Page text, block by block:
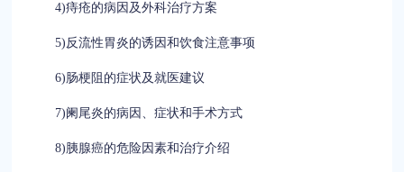
4)痔疮的病因及外科治疗方案
5)反流性胃炎的诱因和饮食注意事项
6)肠梗阻的症状及就医建议
7)阑尾炎的病因、症状和手术方式
8)胰腺癌的危险因素和治疗介绍